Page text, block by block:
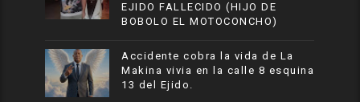
EJIDO FALLECIDO (HIJO DE
BOBOLO EL MOTOCONCHO)
Accidente cobra la vida de La
Makina vivia en la calle 8 esquina
13 del Ejido.